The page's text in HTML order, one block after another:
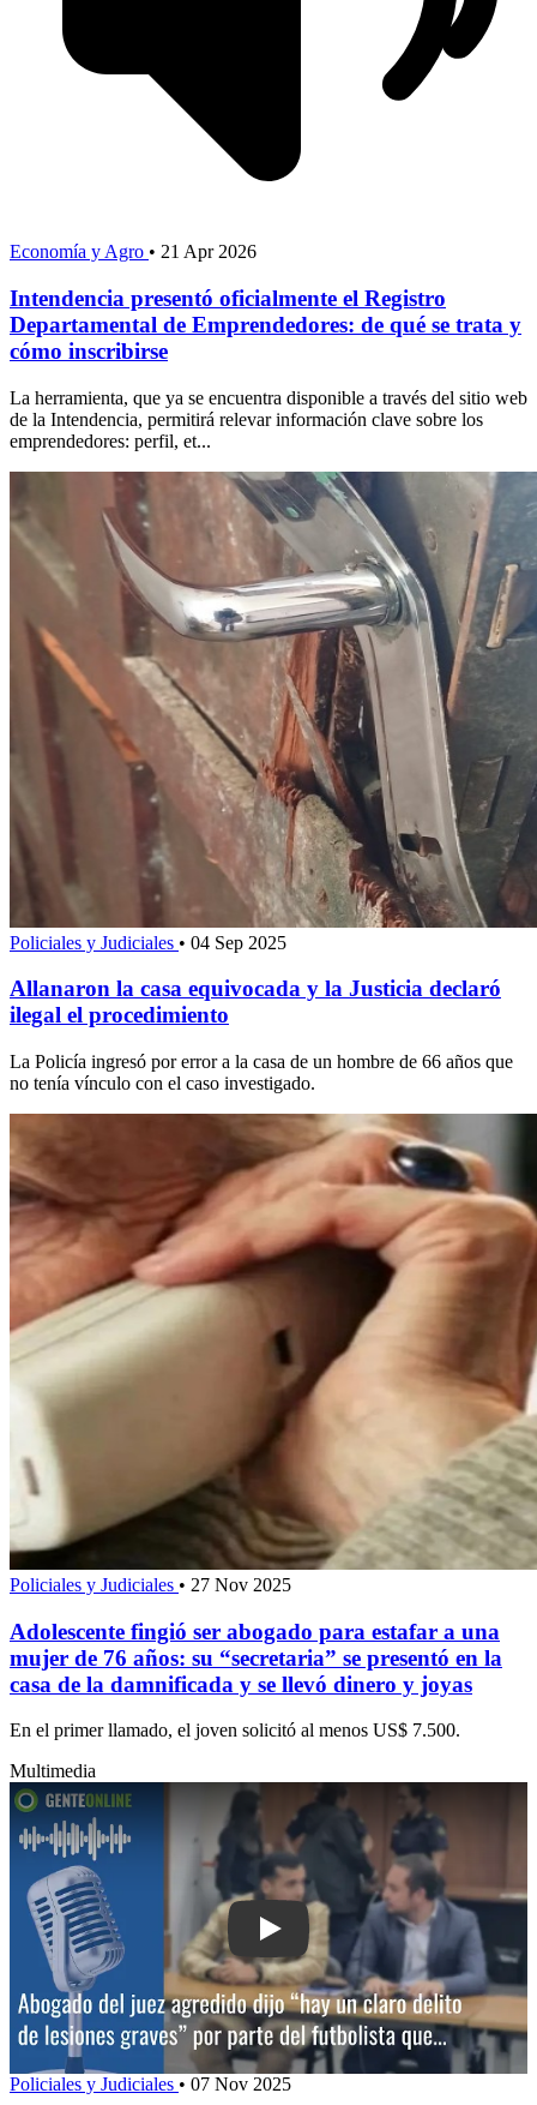
Economía y Agro • 21 Apr 2026
Intendencia presentó oficialmente el Registro
Departamental de Emprendedores: de qué se trata y
cómo inscribirse
La herramienta, que ya se encuentra disponible a través del sitio web
de la Intendencia, permitirá relevar información clave sobre los
emprendedores: perfil, et...
Policiales y Judiciales • 04 Sep 2025
Allanaron la casa equivocada y la Justicia declaró
ilegal el procedimiento
La Policía ingresó por error a la casa de un hombre de 66 años que
no tenía vínculo con el caso investigado.
Policiales y Judiciales • 27 Nov 2025
Adolescente fingió ser abogado para estafar a una
mujer de 76 años: su “secretaria” se presentó en la
casa de la damnificada y se llevó dinero y joyas
En el primer llamado, el joven solicitó al menos US$ 7.500.
Multimedia
Play: Abogado del juez agredido dijo
Policiales y Judiciales • 07 Nov 2025